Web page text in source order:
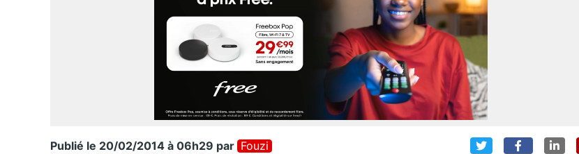
Publié le 20/02/2014 à 06h29 par Fouzi